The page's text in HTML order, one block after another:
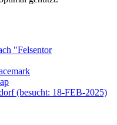
"Felsentor
(besucht: 18-FEB-2025)